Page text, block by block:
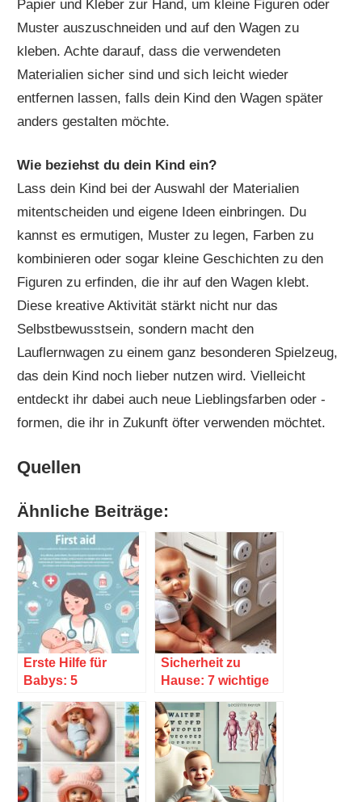
Papier und Kleber zur Hand, um kleine Figuren oder
Muster auszuschneiden und auf den Wagen zu
kleben. Achte darauf, dass die verwendeten
Materialien sicher sind und sich leicht wieder
entfernen lassen, falls dein Kind den Wagen später
anders gestalten möchte.
Wie beziehst du dein Kind ein?
Lass dein Kind bei der Auswahl der Materialien
mitentscheiden und eigene Ideen einbringen. Du
kannst es ermutigen, Muster zu legen, Farben zu
kombinieren oder sogar kleine Geschichten zu den
Figuren zu erfinden, die ihr auf den Wagen klebt.
Diese kreative Aktivität stärkt nicht nur das
Selbstbewusstsein, sondern macht den
Lauflernwagen zu einem ganz besonderen Spielzeug,
das dein Kind noch lieber nutzen wird. Vielleicht
entdeckt ihr dabei auch neue Lieblingsfarben oder -
formen, die ihr in Zukunft öfter verwenden möchtet.
Quellen
Ähnliche Beiträge:
Erste Hilfe für
Babys: 5
Tipps
Sicherheit zu
Hause: 7 wichtige
mit Babys